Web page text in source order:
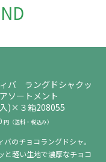
バ ラングドシャクッ
ソートメント
)×３箱208055
バのチョコラングドシャ。
と軽い生地で濃厚なチョコ